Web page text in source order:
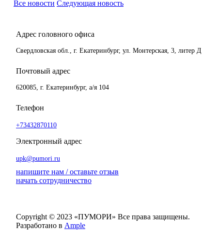
Все новости Следующая новость
Адрес головного офиса
Свердловская обл., г. Екатеринбург, ул. Монтерская, 3, литер Д
Почтовый адрес
620085, г. Екатеринбург, а/я 104
Телефон
+73432870110
Электронный адрес
upk@pumori.ru
напишите нам / оставьте отзыв
начать сотрудничество
Copyright © 2023 «ПУМОРИ» Все права защищены.
Разработано в Ample